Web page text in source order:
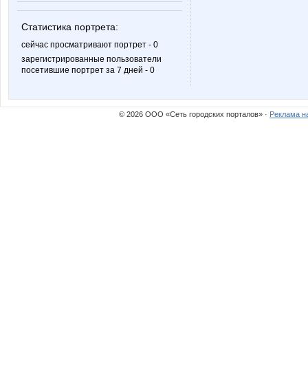
Статистика портрета:
сейчас просматривают портрет - 0
зарегистрированные пользователи
посетившие портрет за 7 дней - 0
© 2026 ООО «Сеть городских порталов» · Реклама